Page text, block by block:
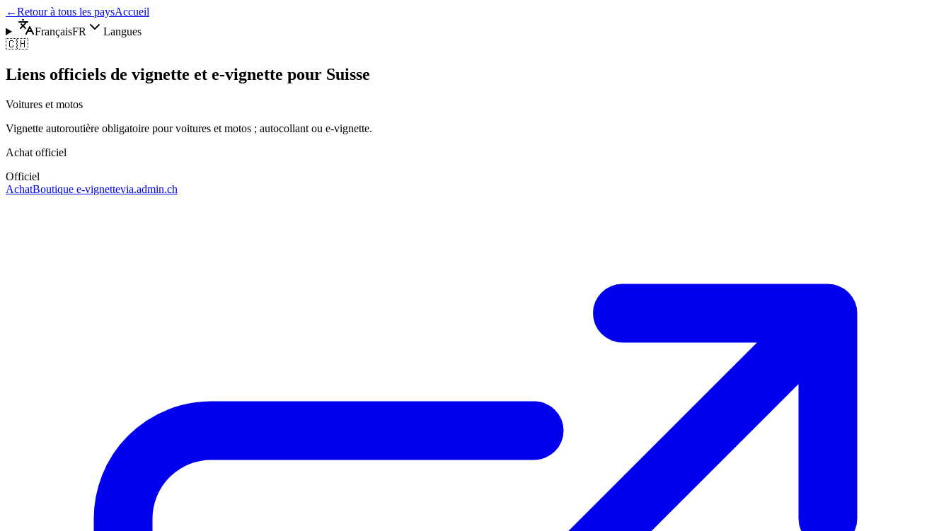
←Retour à tous les paysAccueil
FrançaisFR
Langues
🇨🇭
Liens officiels de vignette et e-vignette pour Suisse
Voitures et motos
Vignette autoroutière obligatoire pour voitures et motos ; autocollant ou e‑vignette.
Achat officiel
Officiel
AchatBoutique e‑vignettevia.admin.ch